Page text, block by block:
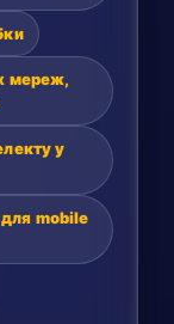
мереж,
у
mobile